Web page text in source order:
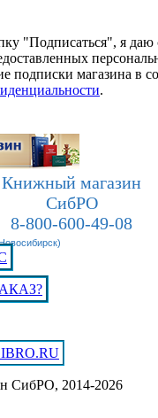
"Подписаться", я даю
подписки магазина в
.
Книжный магазин
СибРО
8-800-600-49-08
СибРО, 2014-2026